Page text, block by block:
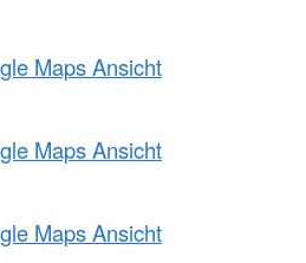
Maps Ansicht
Maps Ansicht
Maps Ansicht